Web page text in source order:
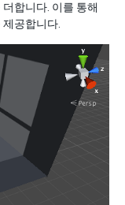
합니다. 이를 통해
공합니다.